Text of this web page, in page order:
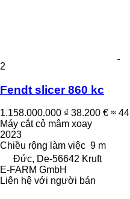
2
Fendt slicer 860 kc
1.158.000.000 ₫ 38.200 € ≈
Máy cắt cỏ mâm xoay
2023
Chiều rộng làm việc 9 m
Đức, De-56642 Kruft
E-FARM GmbH
Liên hệ với người bán